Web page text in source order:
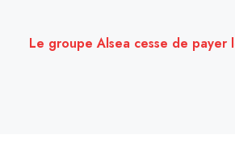
Le groupe Alsea cesse de payer